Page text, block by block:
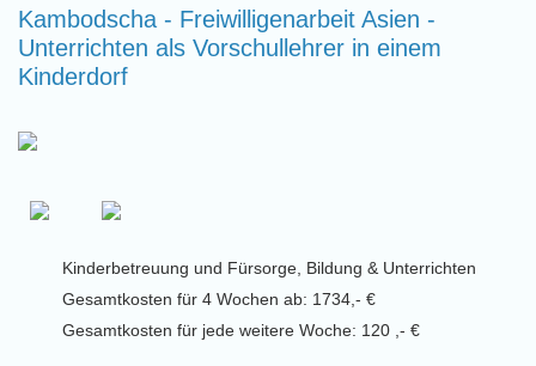
Kambodscha - Freiwilligenarbeit Asien -
Unterrichten als Vorschullehrer in einem
Kinderdorf
Kinderbetreuung und Fürsorge, Bildung & Unterrichten
Gesamtkosten für 4 Wochen ab: 1734,- €
Gesamtkosten für jede weitere Woche: 120 ,- €